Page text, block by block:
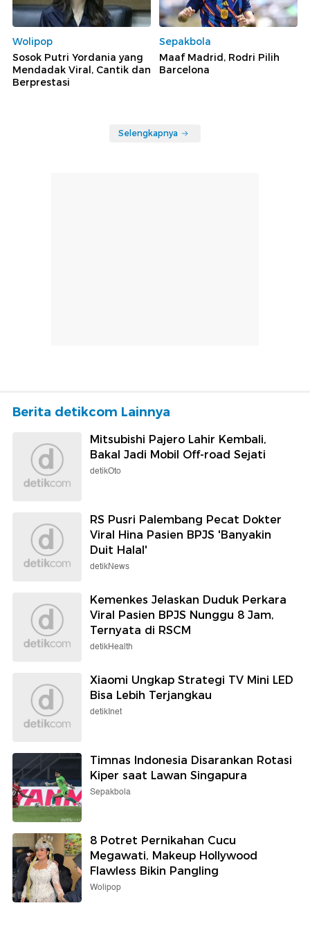
Wolipop
Sosok Putri Yordania yang
Mendadak Viral, Cantik dan
Berprestasi
Sepakbola
Maaf Madrid, Rodri Pilih
Barcelona
Selengkapnya
Berita detikcom Lainnya
Mitsubishi Pajero Lahir Kembali,
Bakal Jadi Mobil Off-road Sejati
detikOto
RS Pusri Palembang Pecat Dokter
Viral Hina Pasien BPJS 'Banyakin
Duit Halal'
detikNews
Kemenkes Jelaskan Duduk Perkara
Viral Pasien BPJS Nunggu 8 Jam,
Ternyata di RSCM
detikHealth
Xiaomi Ungkap Strategi TV Mini LED
Bisa Lebih Terjangkau
detikInet
Timnas Indonesia Disarankan Rotasi
Kiper saat Lawan Singapura
Sepakbola
8 Potret Pernikahan Cucu
Megawati, Makeup Hollywood
Flawless Bikin Pangling
Wolipop